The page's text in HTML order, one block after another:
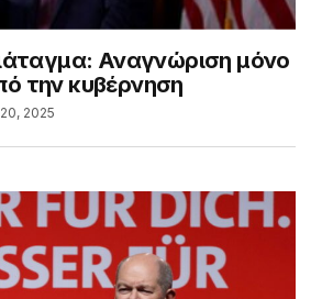
Αναγνώριση μόνο
την κυβέρνηση
2025